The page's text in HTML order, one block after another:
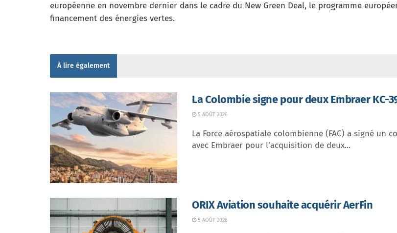
européenne en novembre dernier dans le cadre du New Green Deal, le programme
financement des énergies vertes.
À lire également
La Colombie signe pour deux Embraer KC-
5 AOÛT 2026
La Force aérospatiale colombienne (FAC) a signé un
avec Embraer pour l’acquisition de deux...
ORIX Aviation souhaite acquérir AerFin
5 AOÛT 2026